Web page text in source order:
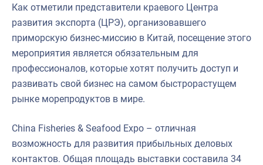
Инфографика
Укрепление духовно-нравственных ценностей
События в России и мире
Как отметили представители краевого Центра
развития экспорта (ЦРЭ), организовавшего
приморскую бизнес-миссию в Китай, посещение этого
мероприятия является обязательным для
профессионалов, которые хотят получить доступ и
развивать свой бизнес на самом быстрорастущем
рынке морепродуктов в мире.
China Fisheries & Seafood Expo – отличная
возможность для развития прибыльных деловых
контактов. Общая площадь выставки составила 34